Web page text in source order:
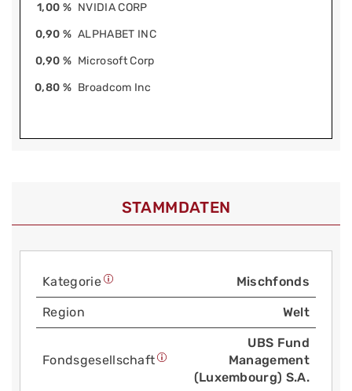
1,00 % NVIDIA CORP
0,90 % ALPHABET INC
0,90 % Microsoft Corp
0,80 % Broadcom Inc
STAMMDATEN
Kategorie Mischfonds
Region Welt
Fonds­gesellschaft
UBS Fund
Management
(Luxembourg) S.A.